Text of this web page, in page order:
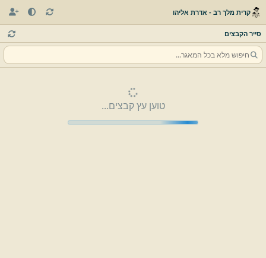
קרית מלך רב - אדרת אליהו
סייר הקבצים
טוען עץ קבצים...